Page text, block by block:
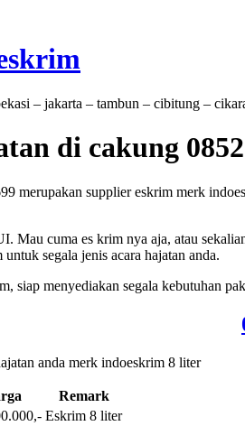
– jakarta – tambun – cibitung –
di cakung
merupakan supplier eskrim merk
Mau cuma es krim nya aja, atau
segala jenis acara hajatan anda.
siap menyediakan segala kebutuhan
anda merk indoeskrim 8 liter
Remark
Eskrim 8 liter